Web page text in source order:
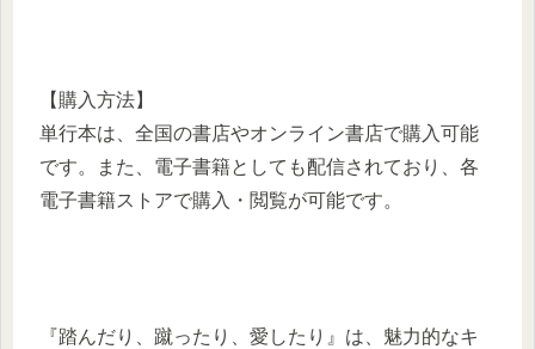
【購入方法】
単行本は、全国の書店やオンライン書店で購入可能
です。​また、電子書籍としても配信されており、各
電子書籍ストアで購入・閲覧が可能です。​
『踏んだり、蹴ったり、愛したり』は、魅力的なキ